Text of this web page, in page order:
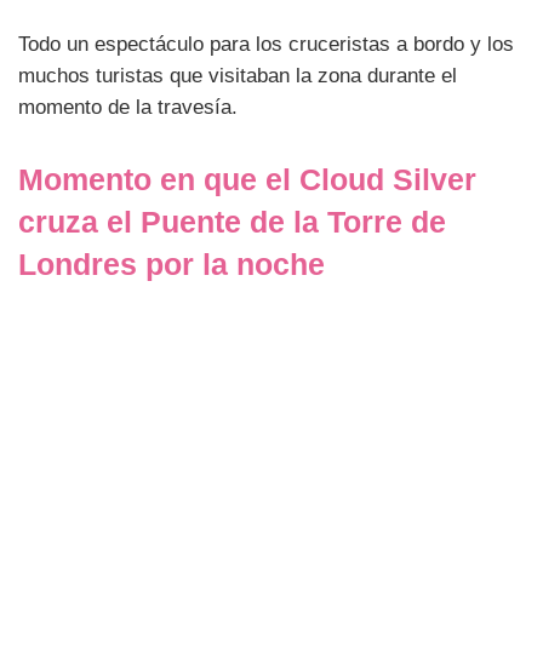
Todo un espectáculo para los cruceristas a bordo y los
muchos turistas que visitaban la zona durante el
momento de la travesía.
Momento en que el Cloud Silver
cruza el Puente de la Torre de
Londres por la noche